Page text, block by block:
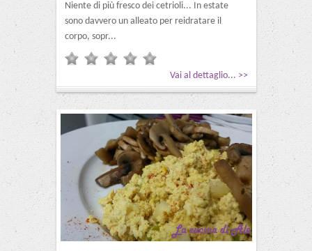
Niente di più fresco dei cetrioli... In estate
sono davvero un alleato per reidratare il
corpo, sopr...
Vai al dettaglio... >>